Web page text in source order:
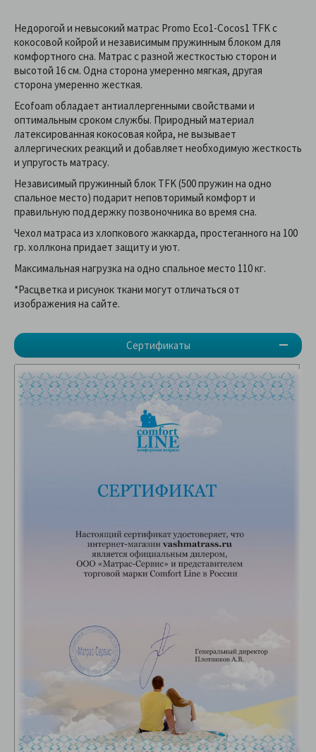
Сертификаты
Недорогой и невысокий матрас Promo Eco1-Cocos1 TFK с
кокосовой койрой и независимым пружинным блоком для
комфортного сна. Матрас с разной жесткостью сторон и
высотой 16 см. Одна сторона умеренно мягкая, другая
сторона умеренно жесткая.
Ecofoam обладает антиаллергенными свойствами и
оптимальным сроком службы. Природный материал
латексированная кокосовая койра, не вызывает
аллергических реакций и добавляет необходимую жесткость
и упругость матрасу.
Независимый пружинный блок TFK (500 пружин на одно
спальное место) подарит неповторимый комфорт и
правильную поддержку позвоночника во время сна.
Чехол матраса из хлопкового жаккарда, простеганного на 100
гр. холлкона придает защиту и уют.
Максимальная нагрузка на одно спальное место 110 кг.
*Расцветка и рисунок ткани могут отличаться от
изображения на сайте.